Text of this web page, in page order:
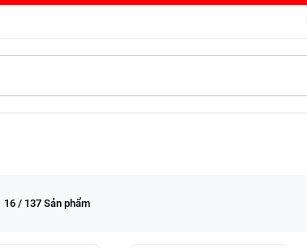
16/ 137 Sản phẩm